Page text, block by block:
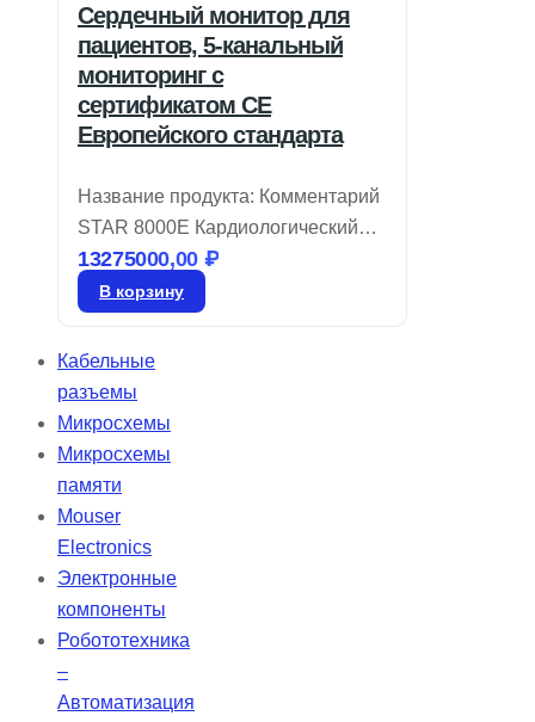
Сердечный монитор для
пациентов, 5-канальный
мониторинг с
сертификатом CE
Европейского стандарта
Название продукта: Комментарий
STAR 8000E Кардиологический
монитор пациента Бренд: Comen
Модель: STAR8000E Монитор
представляет собой
а также надежной защитой от
этапах – от исследований и
13275000,00 ₽
В корзину
Кабельные
разъемы
Микросхемы
Микросхемы
памяти
Mouser
Electronics
Электронные
компоненты
Робототехника
–
Автоматизация